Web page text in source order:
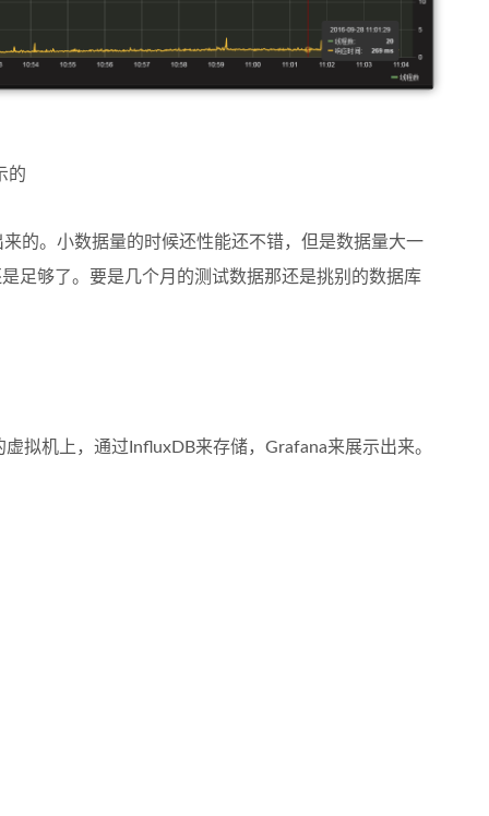
的
。小数据量的时候还性能还不错，但是数据量大一
足够了。要是几个月的测试数据那还是挑别的数据库
机上，通过InfluxDB来存储，Grafana来展示出来。